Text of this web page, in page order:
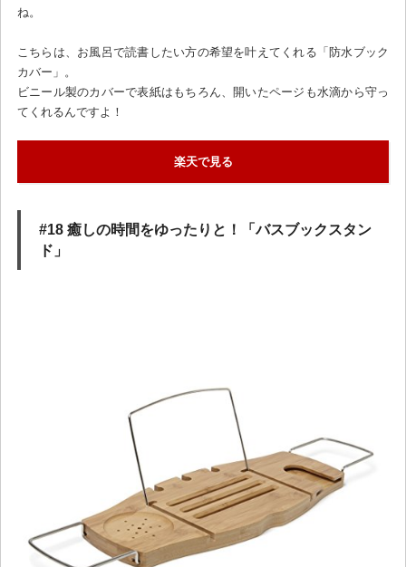
ね。
こちらは、お風呂で読書したい方の希望を叶えてくれる「防水ブック
カバー」。
ビニール製のカバーで表紙はもちろん、開いたページも水滴から守っ
てくれるんですよ！
楽天で見る
#18 癒しの時間をゆったりと！「バスブックスタン
ド」